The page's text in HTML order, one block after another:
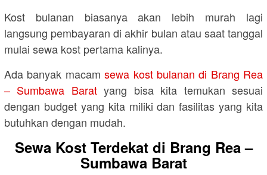
Kost bulanan biasanya akan lebih murah lagi
langsung pembayaran di akhir bulan atau saat tanggal
mulai sewa kost pertama kalinya.
Ada banyak macamsewa kost bulanan di Brang Rea
– Sumbawa Baratyang bisa kita temukan sesuai
dengan budget yang kita miliki dan fasilitas yang kita
butuhkan dengan mudah.
Sewa Kost Terdekat di Brang Rea –
Sumbawa Barat